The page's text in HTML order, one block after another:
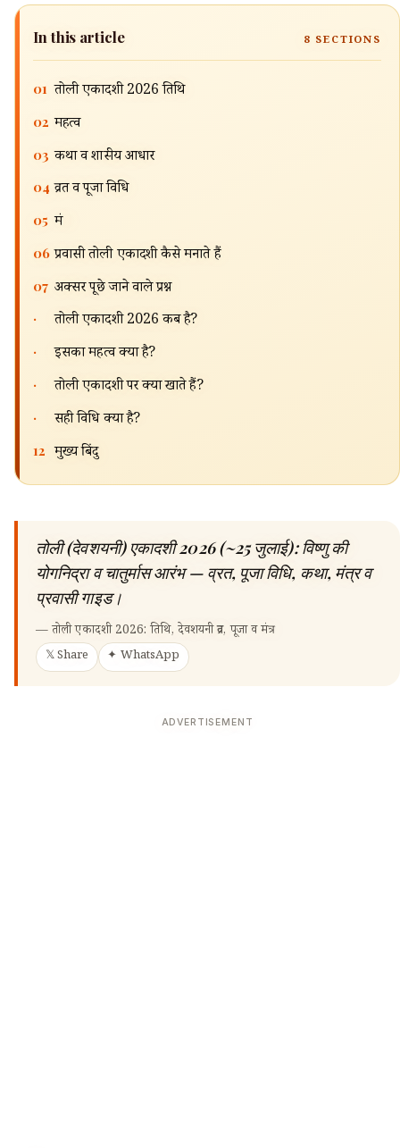
In this article 8 SECTIONS
01 तोली एकादशी 2026 तिथि
02 महत्व
03 कथा व शास्त्रीय आधार
04 व्रत व पूजा विधि
05 मंत्र
06 प्रवासी तोली एकादशी कैसे मनाते हैं
07 अक्सर पूछे जाने वाले प्रश्न
· तोली एकादशी 2026 कब है?
· इसका महत्व क्या है?
· तोली एकादशी पर क्या खाते हैं?
· सही विधि क्या है?
12 मुख्य बिंदु
तोली (देवशयनी) एकादशी 2026 (~25 जुलाई): विष्णु की
योगनिद्रा व चातुर्मास आरंभ — व्रत, पूजा विधि, कथा, मंत्र व
प्रवासी गाइड।
—तोली एकादशी 2026: तिथि, देवशयनी व्रत, पूजा व मंत्र
𝕏 Share ✦ WhatsApp
ADVERTISEMENT